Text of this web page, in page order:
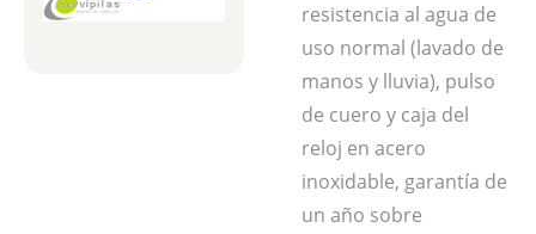
resistencia al agua de
uso normal (lavado de
manos y lluvia), pulso
de cuero y caja del
reloj en acero
inoxidable, garantía de
un año sobre